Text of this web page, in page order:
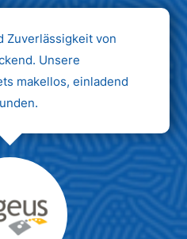
AG
Zuverlässigkeit von
Unsere
makellos, einladend